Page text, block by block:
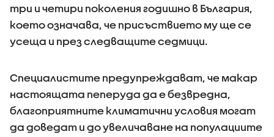
три и четири поколения годишно в България,
което означава, че присъствието му ще се
усеща и през следващите седмици.
Специалистите предупреждават, че макар
настоящата пеперуда да е безвредна,
благоприятните климатични условия могат
да доведат и до увеличаване на популациите